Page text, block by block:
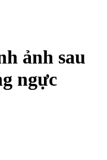
ảnh sau
ngực